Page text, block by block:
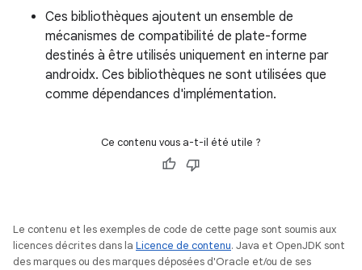
Ces bibliothèques ajoutent un ensemble de
mécanismes de compatibilité de plate-forme
destinés à être utilisés uniquement en interne par
androidx. Ces bibliothèques ne sont utilisées que
comme dépendances d'implémentation.
Ce contenu vous a-t-il été utile ?
Le contenu et les exemples de code de cette page sont soumis aux
licences décrites dans la Licence de contenu. Java et OpenJDK sont
des marques ou des marques déposées d'Oracle et/ou de ses